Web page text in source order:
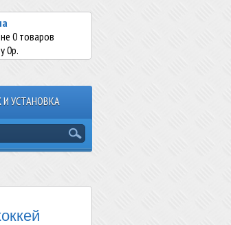
0 товаров
0р.
УСТАНОВКА